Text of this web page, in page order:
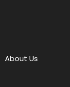
About Us